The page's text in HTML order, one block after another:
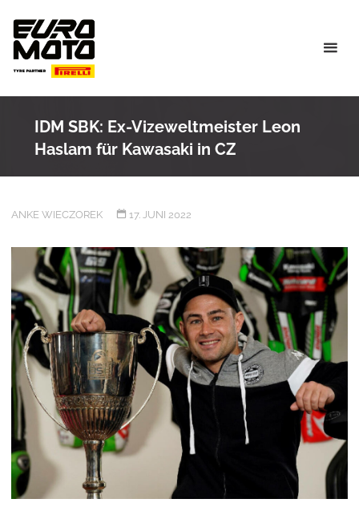
content
IDM SBK: Ex-Vizeweltmeister Leon
Haslam für Kawasaki in CZ
ANKE WIECZOREK 17. JUNI 2022